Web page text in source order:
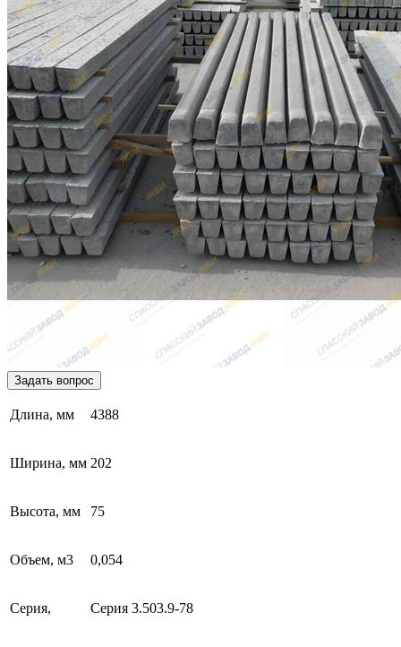
Задать вопрос
Длина, мм 4388
Ширина, мм 202
Высота, мм 75
Объем, м3 0,054
Серия, Серия 3.503.9-78